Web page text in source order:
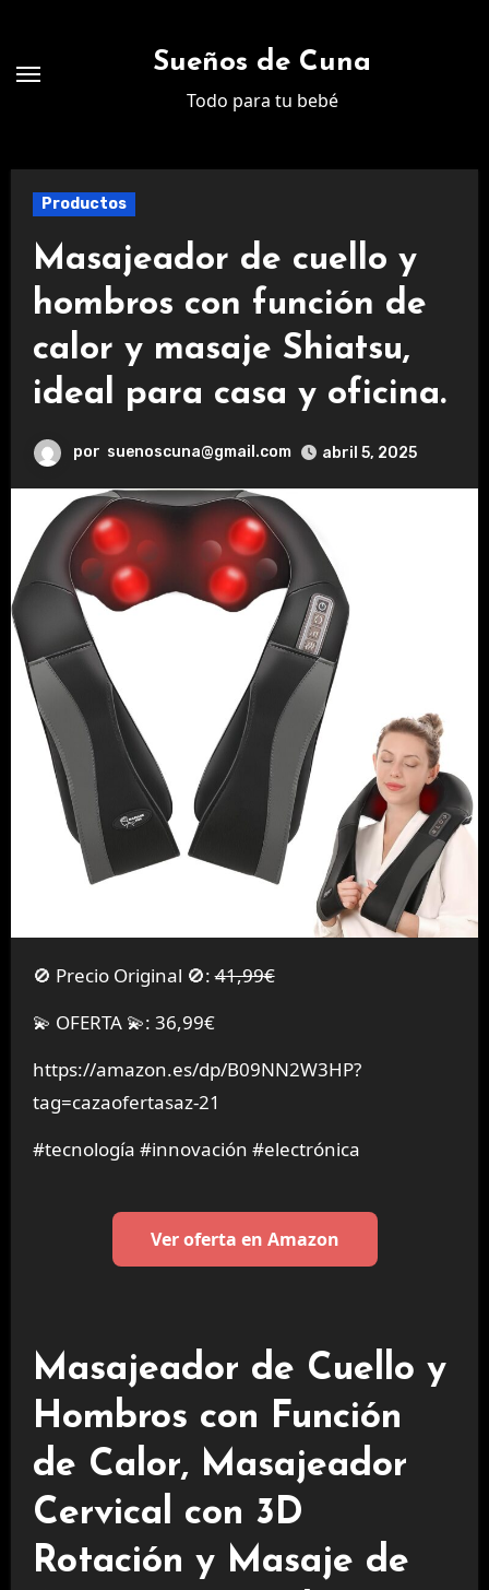
contenido
Sueños de Cuna
Todo para tu bebé
Productos
Masajeador de cuello y
hombros con función de
calor y masaje Shiatsu,
ideal para casa y oficina.
por suenoscuna@gmail.com abril 5, 2025
🚫 Precio Original 🚫:41,99€
💫 OFERTA 💫: 36,99€
https://amazon.es/dp/B09NN2W3HP?
tag=cazaofertasaz-21
#tecnología #innovación #electrónica
Ver oferta en Amazon
Masajeador de Cuello y
Hombros con Función
de Calor, Masajeador
Cervical con 3D
Rotación y Masaje de